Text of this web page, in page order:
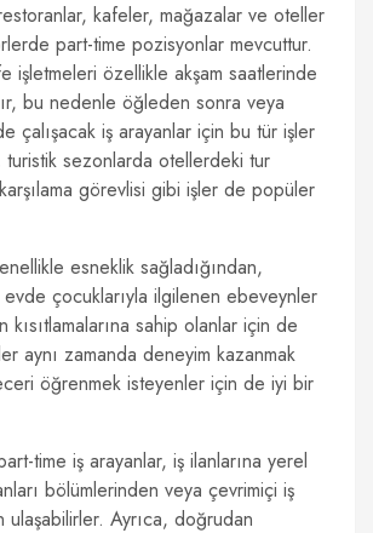
kafeler, mağazalar ve oteller
part-time pozisyonlar mevcuttur.
işletmeleri özellikle akşam saatlerinde
bu nedenle öğleden sonra veya
çalışacak iş arayanlar için bu tür işler
turistik sezonlarda otellerdeki tur
görevlisi gibi işler de popüler
esneklik sağladığından,
çocuklarıyla ilgilenen ebeveynler
kısıtlamalarına sahip olanlar için de
aynı zamanda deneyim kazanmak
öğrenmek isteyenler için de iyi bir
time iş arayanlar, iş ilanlarına yerel
bölümlerinden veya çevrimiçi iş
ulaşabilirler. Ayrıca, doğrudan